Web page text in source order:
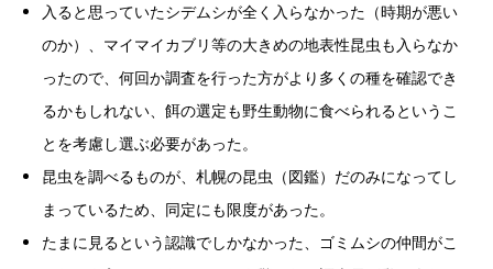
入ると思っていたシデムシが全く入らなかった（時期が悪い
のか）、マイマイカブリ等の大きめの地表性昆虫も入らなか
ったので、何回か調査を行った方がより多くの種を確認でき
るかもしれない、餌の選定も野生動物に食べられるというこ
とを考慮し選ぶ必要があった。
昆虫を調べるものが、札幌の昆虫（図鑑）だのみになってし
まっているため、同定にも限度があった。
たまに見るという認識でしかなかった、ゴミムシの仲間がこ